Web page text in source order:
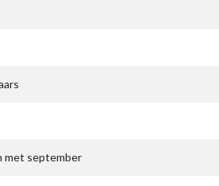
met september